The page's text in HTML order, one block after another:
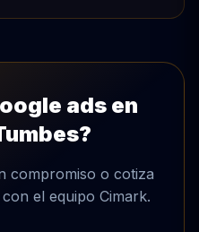
ads en
compromiso o cotiza
el equipo Cimark.